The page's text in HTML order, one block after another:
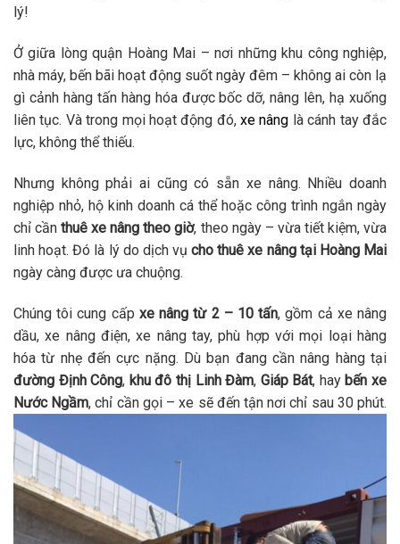
lý!
Ở giữa lòng quận Hoàng Mai – nơi những khu công nghiệp,
nhà máy, bến bãi hoạt động suốt ngày đêm – không ai còn lạ
gì cảnh hàng tấn hàng hóa được bốc dỡ, nâng lên, hạ xuống
liên tục. Và trong mọi hoạt động đó,xe nâng là cánh tay đắc
lực, không thể thiếu.
Nhưng không phải ai cũng có sẵn xe nâng. Nhiều doanh
nghiệp nhỏ, hộ kinh doanh cá thể hoặc công trình ngắn ngày
chỉ cầnthuê xe nâng theo giờ, theo ngày – vừa tiết kiệm, vừa
linh hoạt. Đó là lý do dịch vụcho thuê xe nâng tại Hoàng Mai
ngày càng được ưa chuộng.
Chúng tôi cung cấp xe nâng từ 2 – 10 tấn, gồm cả xe nâng
dầu, xe nâng điện, xe nâng tay, phù hợp với mọi loại hàng
hóa từ nhẹ đến cực nặng. Dù bạn đang cần nâng hàng tại
đường Định Công, khu đô thị Linh Đàm, Giáp Bát, hay bến xe
Nước Ngầm, chỉ cần gọi – xe sẽ đến tận nơi chỉ sau 30 phút.